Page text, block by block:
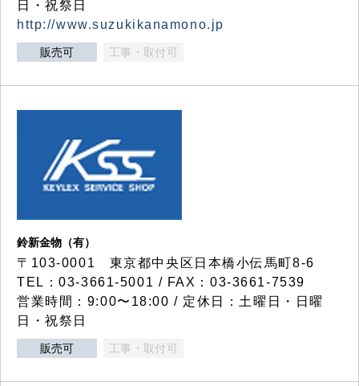
日・祝祭日
http://www.suzukikanamono.jp
販売可 工事・取付可
鈴新金物（有）
〒103-0001 東京都中央区日本橋小伝馬町8-6
TEL：03-3661-5001 / FAX：03-3661-7539
営業時間：9:00〜18:00 / 定休日：土曜日・日曜
日・祝祭日
販売可 工事・取付可